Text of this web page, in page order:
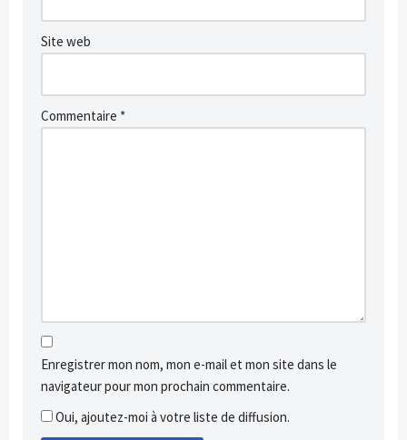
Site web
Commentaire *
Enregistrer mon nom, mon e-mail et mon site dans le
navigateur pour mon prochain commentaire.
Oui, ajoutez-moi à votre liste de diffusion.